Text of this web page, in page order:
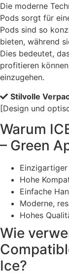
Die moderne
Pods sorgt für
Pods sind so
bieten, während
Dies bedeutet,
profitieren
einzugehen.
Stilvolle
[Design und
Warum
– Green
Hohe
Einfache
Moderne,
Hohes
Wie
Ice?